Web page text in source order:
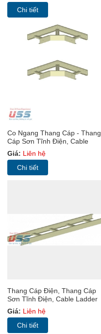
Chi tiết
Co Ngang Thang Cáp - Thang
Cáp Sơn Tĩnh Điện, Cable
Ladder (TC)
Giá: Liên hệ
Chi tiết
Thang Cáp Điện, Thang Cáp
Sơn Tĩnh Điện, Cable Ladder
(TC)
Giá: Liên hệ
Chi tiết